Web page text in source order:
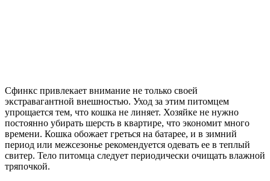
Сфинкс привлекает внимание не только своей
экстравагантной внешностью. Уход за этим питомцем
упрощается тем, что кошка не линяет. Хозяйке не нужно
постоянно убирать шерсть в квартире, что экономит много
времени. Кошка обожает греться на батарее, и в зимний
период или межсезонье рекомендуется одевать ее в теплый
свитер. Тело питомца следует периодически очищать влажной
тряпочкой.